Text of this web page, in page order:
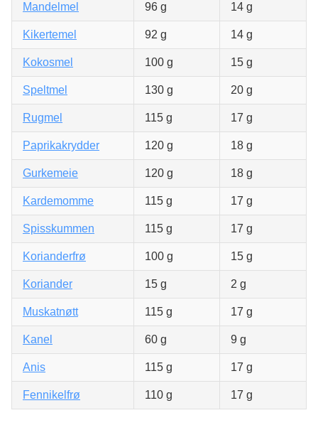
Mandelmel 96 g 14 g
Kikertemel 92 g 14 g
Kokosmel 100 g 15 g
Speltmel 130 g 20 g
Rugmel 115 g 17 g
Paprikakrydder 120 g 18 g
Gurkemeie 120 g 18 g
Kardemomme 115 g 17 g
Spisskummen 115 g 17 g
Korianderfrø 100 g 15 g
Koriander 15 g 2 g
Muskatnøtt 115 g 17 g
Kanel 60 g 9 g
Anis 115 g 17 g
Fennikelfrø 110 g 17 g